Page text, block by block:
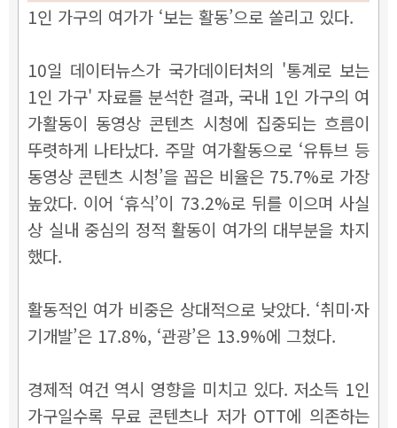
1인 가구의 여가가 ‘보는 활동’으로 쏠리고 있다.
10일 데이터뉴스가 국가데이터처의 '통계로 보는
1인 가구' 자료를 분석한 결과, 국내 1인 가구의 여
가활동이 동영상 콘텐츠 시청에 집중되는 흐름이
뚜렷하게 나타났다. 주말 여가활동으로 ‘유튜브 등
동영상 콘텐츠 시청’을 꼽은 비율은 75.7%로 가장
높았다. 이어 ‘휴식’이 73.2%로 뒤를 이으며 사실
상 실내 중심의 정적 활동이 여가의 대부분을 차지
했다.
활동적인 여가 비중은 상대적으로 낮았다. ‘취미·자
기개발’은 17.8%, ‘관광’은 13.9%에 그쳤다.
경제적 여건 역시 영향을 미치고 있다. 저소득 1인
가구일수록 무료 콘텐츠나 저가 OTT에 의존하는